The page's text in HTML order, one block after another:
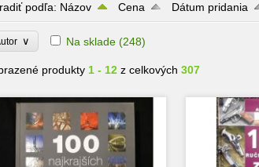
podľa: Názov Cena Dátum pridania
∨ Na sklade (248)
produkty 1 - 12 z celkových307